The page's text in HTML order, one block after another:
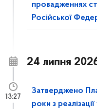
провадженнях
Російської
24 липня
Затверджено
роки з
13:27